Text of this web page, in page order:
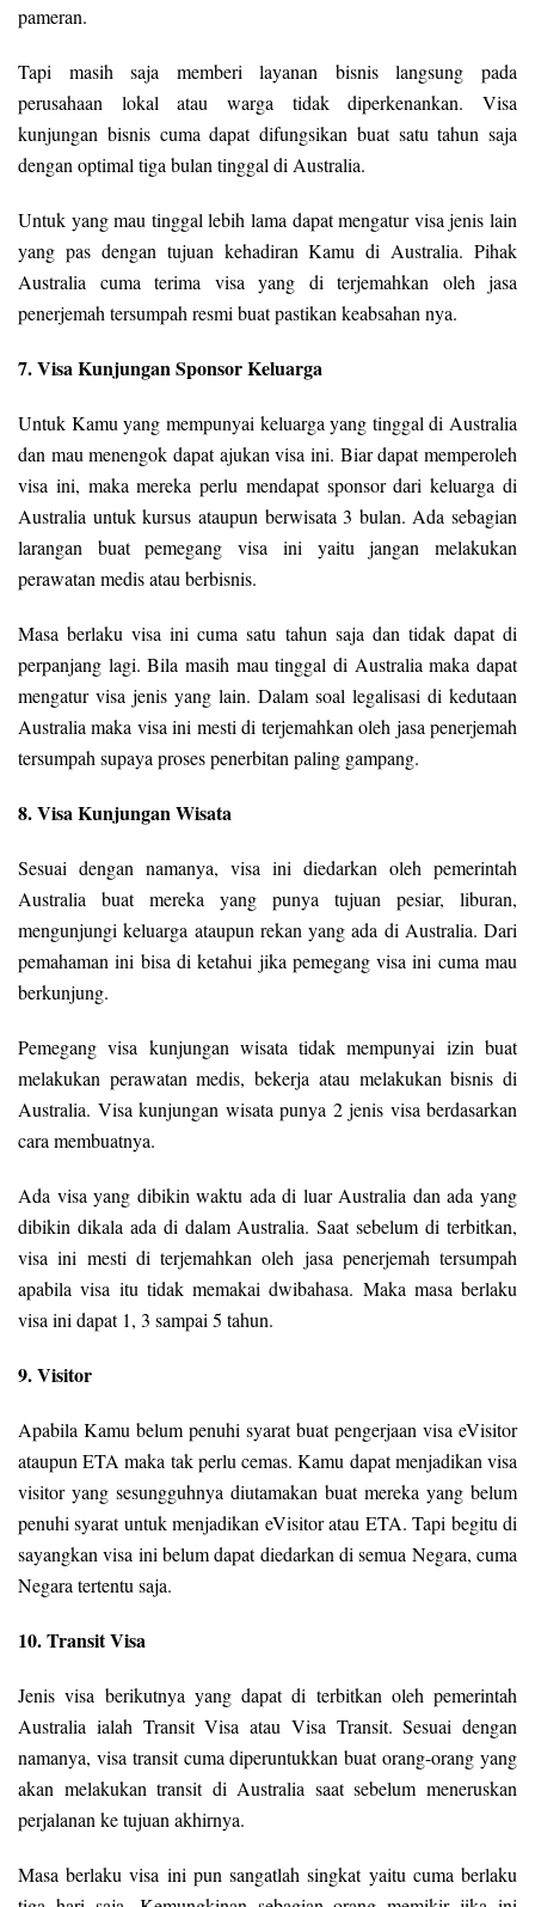
pameran.
Tapi masih saja memberi layanan bisnis langsung pada
perusahaan lokal atau warga tidak diperkenankan. Visa
kunjungan bisnis cuma dapat difungsikan buat satu tahun saja
dengan optimal tiga bulan tinggal di Australia.
Untuk yang mau tinggal lebih lama dapat mengatur visa jenis lain
yang pas dengan tujuan kehadiran Kamu di Australia. Pihak
Australia cuma terima visa yang di terjemahkan oleh jasa
penerjemah tersumpah resmi buat pastikan keabsahan nya.
7. Visa Kunjungan Sponsor Keluarga
Untuk Kamu yang mempunyai keluarga yang tinggal di Australia
dan mau menengok dapat ajukan visa ini. Biar dapat memperoleh
visa ini, maka mereka perlu mendapat sponsor dari keluarga di
Australia untuk kursus ataupun berwisata 3 bulan. Ada sebagian
larangan buat pemegang visa ini yaitu jangan melakukan
perawatan medis atau berbisnis.
Masa berlaku visa ini cuma satu tahun saja dan tidak dapat di
perpanjang lagi. Bila masih mau tinggal di Australia maka dapat
mengatur visa jenis yang lain. Dalam soal legalisasi di kedutaan
Australia maka visa ini mesti di terjemahkan oleh jasa penerjemah
tersumpah supaya proses penerbitan paling gampang.
8. Visa Kunjungan Wisata
Sesuai dengan namanya, visa ini diedarkan oleh pemerintah
Australia buat mereka yang punya tujuan pesiar, liburan,
mengunjungi keluarga ataupun rekan yang ada di Australia. Dari
pemahaman ini bisa di ketahui jika pemegang visa ini cuma mau
berkunjung.
Pemegang visa kunjungan wisata tidak mempunyai izin buat
melakukan perawatan medis, bekerja atau melakukan bisnis di
Australia. Visa kunjungan wisata punya 2 jenis visa berdasarkan
cara membuatnya.
Ada visa yang dibikin waktu ada di luar Australia dan ada yang
dibikin dikala ada di dalam Australia. Saat sebelum di terbitkan,
visa ini mesti di terjemahkan oleh jasa penerjemah tersumpah
apabila visa itu tidak memakai dwibahasa. Maka masa berlaku
visa ini dapat 1, 3 sampai 5 tahun.
9. Visitor
Apabila Kamu belum penuhi syarat buat pengerjaan visa eVisitor
ataupun ETA maka tak perlu cemas. Kamu dapat menjadikan visa
visitor yang sesungguhnya diutamakan buat mereka yang belum
penuhi syarat untuk menjadikan eVisitor atau ETA. Tapi begitu di
sayangkan visa ini belum dapat diedarkan di semua Negara, cuma
Negara tertentu saja.
10. Transit Visa
Jenis visa berikutnya yang dapat di terbitkan oleh pemerintah
Australia ialah Transit Visa atau Visa Transit. Sesuai dengan
namanya, visa transit cuma diperuntukkan buat orang-orang yang
akan melakukan transit di Australia saat sebelum meneruskan
perjalanan ke tujuan akhirnya.
Masa berlaku visa ini pun sangatlah singkat yaitu cuma berlaku